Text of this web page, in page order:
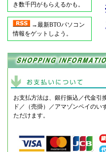
き数千円がもらえるかも。
→最新BTOパソコン
情報をゲットしよう。
お支払方法は、銀行振込／代金引
ド／（売掛）／アマゾンペイのい
ただけます。